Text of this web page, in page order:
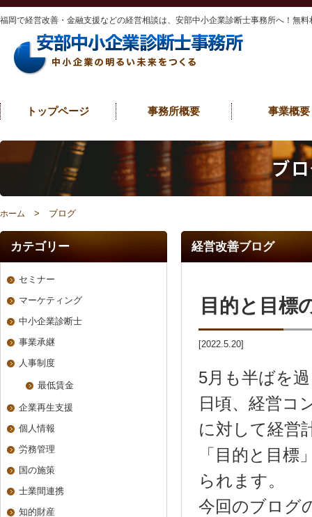
福岡で経営改善・金融支援などの経営相談は、安部中小企業診断士事務所へ！無料
トップページ 事務所概要 事業概要
ホーム > ブログ
経営改善ブログ
目的と目標
[2022.5.20]
5月も半ばを
日頃、経営コ
に対して経営
「目的と目
られます。
今回のブログ
カテゴリー
セミナー
マーケティング
中小企業診断士
事業承継
人事制度
最低賃金
企業再生支援
個人情報
労務管理
国の施策
士業間連携
知的財産